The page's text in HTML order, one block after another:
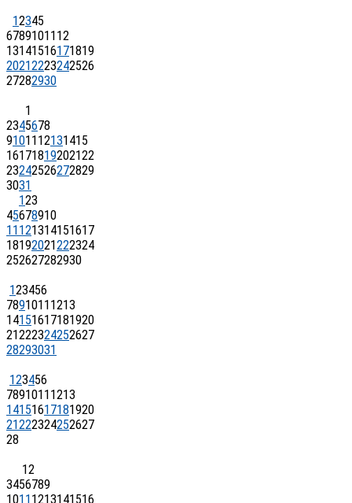
12345
67891011 12
13141516171819
20212223242526
27282930
1
2345678
91011 12131415
16171819202122
23242526272829
3031
123
45678910
11 121314151617
18192021222324
252627282930
123456
7891011 1213
14151617181920
21222324252627
28293031
123456
7891011 1213
14151617181920
21222324252627
28
12
3456789
1011 1213141516